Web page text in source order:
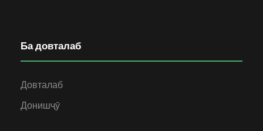
Ба довталаб
Довталаб
Донишҷӯ